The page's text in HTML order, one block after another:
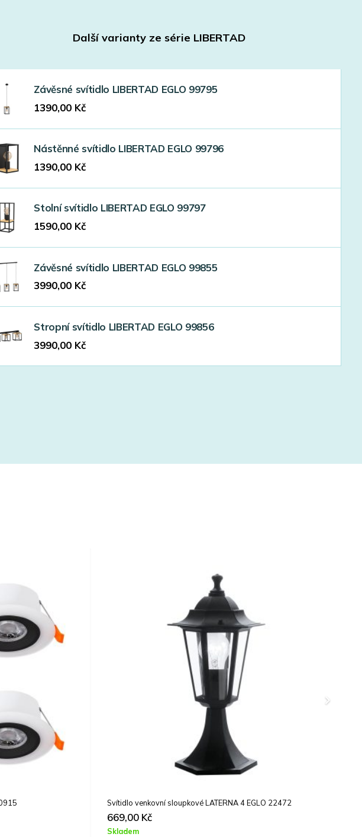
Další varianty ze série LIBERTAD
Závěsné svítidlo LIBERTAD EGLO 99795
1390,00 Kč
Nástěnné svítidlo LIBERTAD EGLO 99796
1390,00 Kč
Stolní svítidlo LIBERTAD EGLO 99797
1590,00 Kč
Závěsné svítidlo LIBERTAD EGLO 99855
3990,00 Kč
Stropní svítidlo LIBERTAD EGLO 99856
3990,00 Kč
22472 Závěsné svítidlo BASIDANO EGLO 390126
8890,00Kč
Skladem